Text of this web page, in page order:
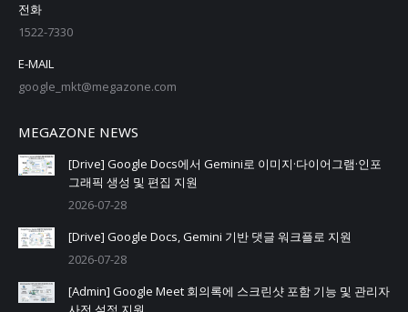
전화
1522-7330
E-MAIL
google_mkt@megazone.com
MEGAZONE NEWS
[Drive] Google Docs에서 Gemini로 이미지·다이어그램·인포
그래픽 생성 및 편집 지원
2026-07-28
[Drive] Google Docs, Gemini 기반 댓글 워크플로 지원
2026-07-28
[Admin] Google Meet 회의록에 스크린샷 포함 기능 및 관리자